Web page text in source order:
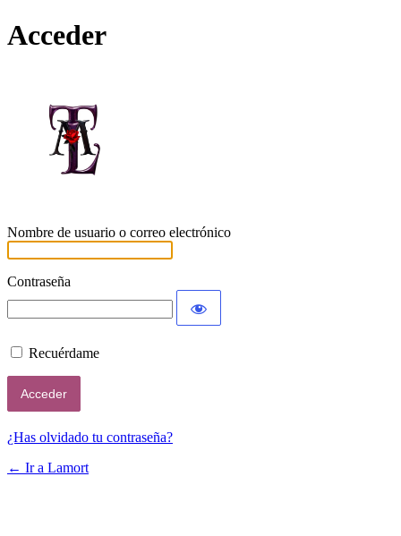
Acceder
Nombre de usuario o correo electrónico
Contraseña
Recuérdame
¿Has olvidado tu contraseña?
← Ir a Lamort